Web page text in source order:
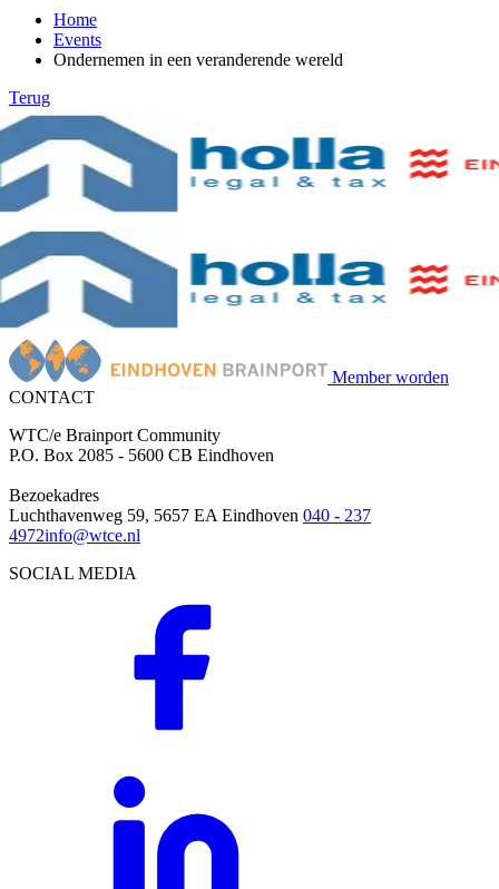
Home
Events
Ondernemen in een veranderende wereld
Terug
Member worden
CONTACT
WTC/e Brainport Community
P.O. Box 2085 - 5600 CB Eindhoven
Bezoekadres
Luchthavenweg 59, 5657 EA Eindhoven 040 - 237
4972info@wtce.nl
SOCIAL MEDIA